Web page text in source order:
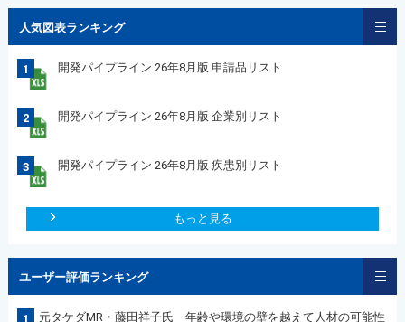
人気図表ランキング
1 開発パイプライン 26年8月版 申請品リスト
2 開発パイプライン 26年8月版 企業別リスト
3 開発パイプライン 26年8月版 疾患別リスト
もっと見る
ユーザー評価ランキング
1
元タケダMR・藤田祥子氏 年齢や環境の壁を越えて人材の可能性